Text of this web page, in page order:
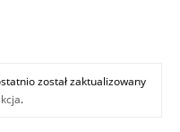
został zaktualizowany
.